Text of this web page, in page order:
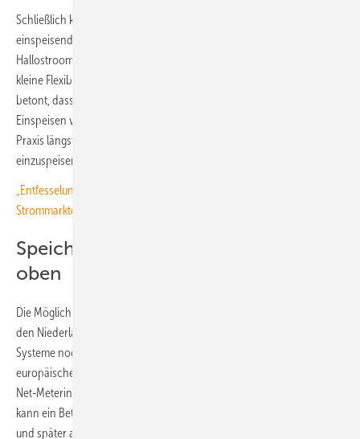
Schließlich können sie das Netz bei weiterer Integration von volatil
einspeisenden Erzeugungsanlagen mit stützen. „Akteure wie
Hallostroom, die schon heute daran arbeiten, dem Energiemarkt diese
kleine Flexibilität bereitzustellen, sind Pioniere“, sagt Tim Steinmetz. Er
betont, dass die Niederlande aktuell ein Parademarkt für das
Einspeisen von flexibler Energie aus Kleinanlagen sind. Dort sei die
Praxis längst Routine, als Haushalt selbst produzierten Strom ins Netz
einzuspeisen.
„Entfesselung von Flexibilitäten“ wichtigste Aufgabe des neuen
Strommarktdesigns
Speichermarkt hat noch Luft nach
oben
Die Möglichkeit kann aber auch den Absatz von Heimspeichern in
den Niederlanden ankurbeln. Schließlich ist die Installation solcher
Systeme noch nicht so vorangekommen wie in anderen
europäischen Ländern. Schließlich ist in Holland beispielsweise das
Net-Metering möglich, bei dem das Stromnetz als Speicher dient. Hier
kann ein Betreiber einer Solaranlage seinen Überschuss einspeisen
und später aus dem Netz zum gleichen Preis wieder beziehen. Zudem